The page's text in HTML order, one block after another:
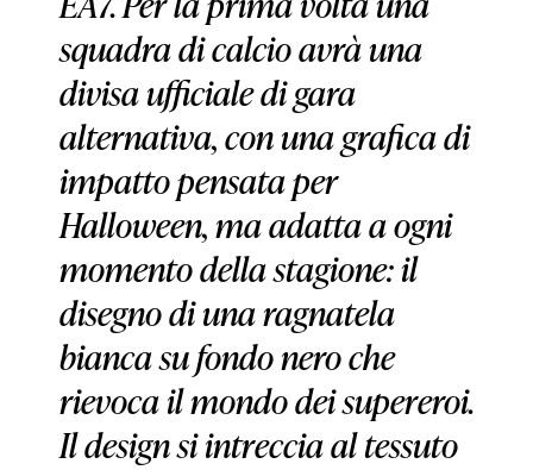
squadra di calcio avrà una
divisa ufficiale di gara
alternativa, con una grafica di
impatto pensata per
Halloween, ma adatta a ogni
momento della stagione: il
disegno di una ragnatela
bianca su fondo nero che
rievoca il mondo dei supereroi.
Il design si intreccia al tessuto